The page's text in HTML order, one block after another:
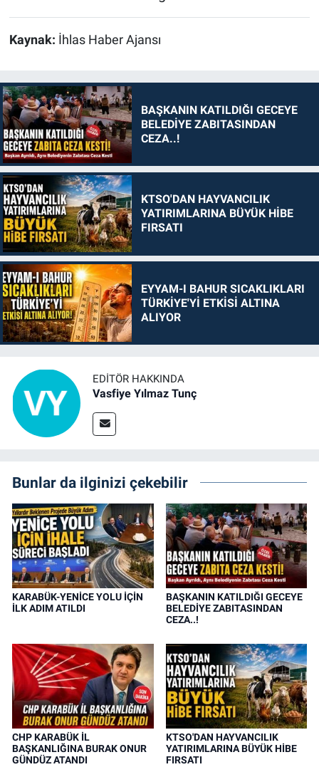
Kaynak: İhlas Haber Ajansı
BAŞKANIN KATILDIĞI GECEYE
BELEDİYE ZABITASINDAN
CEZA..!
KTSO'DAN HAYVANCILIK
YATIRIMLARINA BÜYÜK HİBE
FIRSATI
EYYAM-I BAHUR SICAKLIKLARI
TÜRKİYE'Yİ ETKİSİ ALTINA
ALIYOR
EDITÖR HAKKINDA
Vasfiye Yılmaz Tunç
Bunlar da ilginizi çekebilir
KARABÜK-YENİCE YOLU İÇİN
İLK ADIM ATILDI
BAŞKANIN KATILDIĞI GECEYE
BELEDİYE ZABITASINDAN
CEZA..!
CHP KARABÜK İL
BAŞKANLIĞINA BURAK ONUR
GÜNDÜZ ATANDI
KTSO'DAN HAYVANCILIK
YATIRIMLARINA BÜYÜK HİBE
FIRSATI